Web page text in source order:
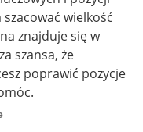
wielkość
znajduje się w
szansa, że
poprawić pozycje